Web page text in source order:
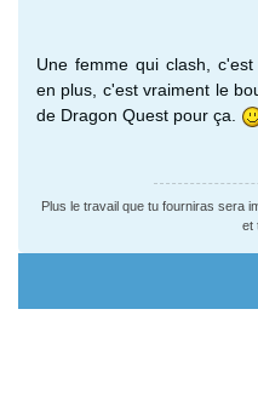
Une femme qui clash,
en plus, c'est vraiment le
de Dragon Quest pour ça.
Plus le travail que tu fourniras sera
et